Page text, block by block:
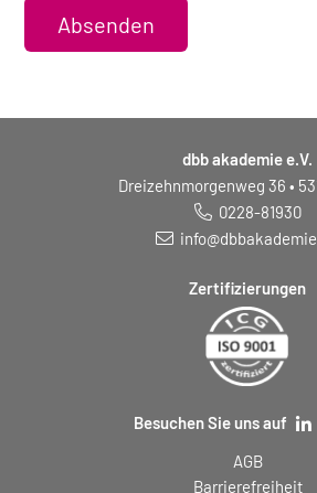
Absenden
dbb akademie e.V.
Dreizehnmorgenweg 36 •
0228-81930
Zertifizierungen
Besuchen Sie uns auf
AGB
Barrierefreiheit